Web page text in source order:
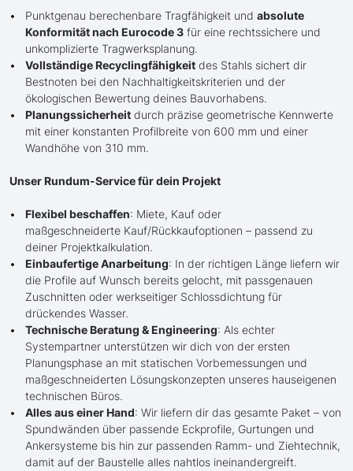
Punktgenau berechenbare Tragfähigkeit und absolute
Konformität nach Eurocode 3 für eine rechtssichere und
unkomplizierte Tragwerksplanung.
Vollständige Recyclingfähigkeit des Stahls sichert dir
Bestnoten bei den Nachhaltigkeitskriterien und der
ökologischen Bewertung deines Bauvorhabens.
Planungssicherheit durch präzise geometrische Kennwerte
mit einer konstanten Profilbreite von 600 mm und einer
Wandhöhe von 310 mm.
Unser Rundum-Service für dein Projekt
Flexibel beschaffen: Miete, Kauf oder
maßgeschneiderte Kauf/Rückkaufoptionen – passend zu
deiner Projektkalkulation.
Einbaufertige Anarbeitung: In der richtigen Länge liefern wir
die Profile auf Wunsch bereits gelocht, mit passgenauen
Zuschnitten oder werkseitiger Schlossdichtung für
drückendes Wasser.
Technische Beratung & Engineering: Als echter
Systempartner unterstützen wir dich von der ersten
Planungsphase an mit statischen Vorbemessungen und
maßgeschneiderten Lösungskonzepten unseres hauseigenen
technischen Büros.
Alles aus einer Hand: Wir liefern dir das gesamte Paket – von
Spundwänden über passende Eckprofile, Gurtungen und
Ankersysteme bis hin zur passenden Ramm- und Ziehtechnik,
damit auf der Baustelle alles nahtlos ineinandergreift.